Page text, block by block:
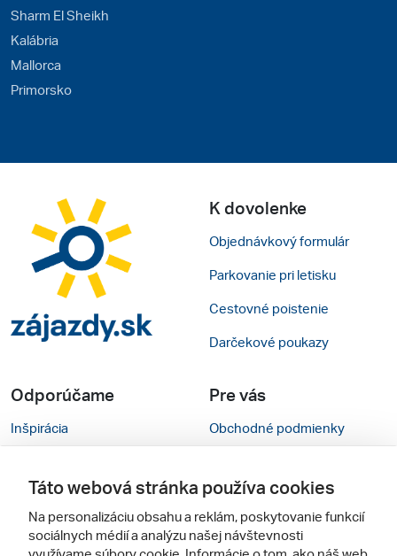
Sharm El Sheikh
Kalábria
Mallorca
Primorsko
K dovolenke
Objednávkový formulár
Parkovanie pri letisku
Cestovné poistenie
Darčekové poukazy
Odporúčame
Inšpirácia
Cestovné kancelárie
Zájezdy.cz
Pre vás
Obchodné podmienky
Nastavenie cookies
Verzia webu pre PC
Táto webová stránka používa cookies
Na personalizáciu obsahu a reklám, poskytovanie funkcií
sociálnych médií a analýzu našej návštevnosti